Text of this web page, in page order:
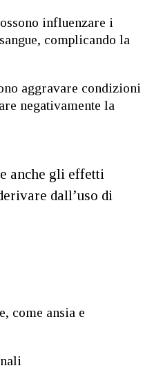
influenzare i
complicando la
aggravare condizioni
negativamente la
anche gli effetti
dall’uso di
come ansia e